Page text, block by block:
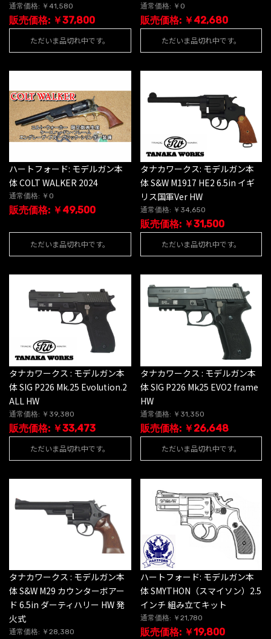
通常価格: ￥41,580
販売価格: ￥37,800
ただいま品切れ中です。
通常価格: ￥0
販売価格: ￥42,680
ただいま品切れ中です。
ハートフォード: モデルガン本
体 COLT WALKER 2024
通常価格: ￥0
販売価格: ￥49,500
ただいま品切れ中です。
タナカワークス: モデルガン本
体 S&W M1917 HE2 6.5in イギ
リス国軍Ver HW
通常価格: ￥34,650
販売価格: ￥31,500
ただいま品切れ中です。
タナカワークス : モデルガン本
体 SIG P226 Mk.25 Evolution.2
ALL HW
通常価格: ￥39,380
販売価格: ￥33,473
ただいま品切れ中です。
タナカワークス : モデルガン本
体 SIG P226 Mk25 EVO2 frame
HW
通常価格: ￥31,350
販売価格: ￥26,648
ただいま品切れ中です。
タナカワークス : モデルガン本
体 S&W M29 カウンターボアー
ド 6.5in ダーティハリー HW 発
火式
通常価格: ￥28,380
ハートフォード: モデルガン本
体 SMYTHON（スマイソン）2.5
インチ 組み立てキット
通常価格: ￥21,780
販売価格: ￥19,800